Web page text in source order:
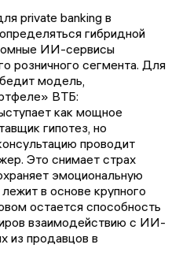
private banking в
гибридной
ИИ-сервисы
розничного сегмента. Для
модель,
ВТБ:
как мощное
гипотез, но
проводит
Это снимает страх
эмоциональную
в основе крупного
остается способность
взаимодействию с ИИ-
из продавцов в